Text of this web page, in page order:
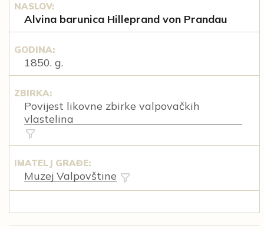
NASLOV:
Alvina barunica Hilleprand von Prandau
GODINA:
1850. g.
ZBIRKA:
Povijest likovne zbirke valpovačkih
vlastelina
IMATELJ GRAĐE:
Muzej Valpovštine